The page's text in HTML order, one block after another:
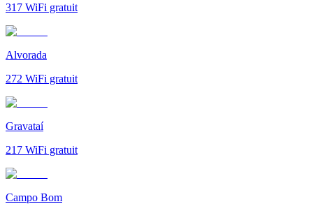
317 WiFi gratuit
Alvorada
272 WiFi gratuit
Gravataí
217 WiFi gratuit
Campo Bom